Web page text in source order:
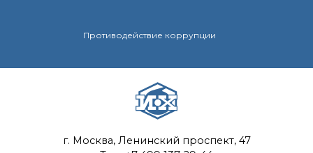
Противодействие коррупции
г. Москва, Ленинский проспект, 47